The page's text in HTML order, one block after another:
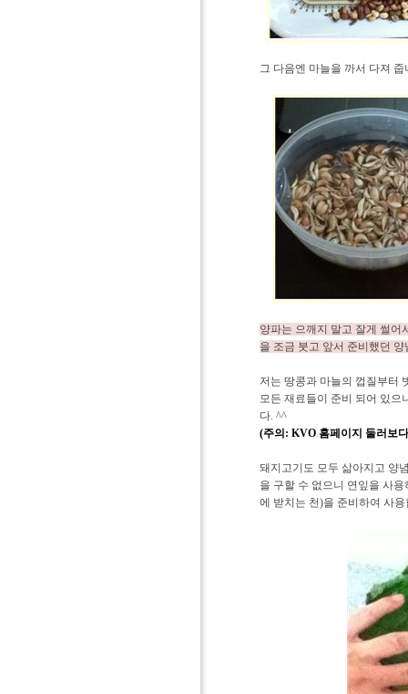
그 다음엔 마늘을 까서 다져 줍
양파는 으깨지 말고 잘게 썰어
을 조금 붓고 앞서 준비했던
저는 땅콩과 마늘의 껍질부터
모든 재료들이 준비 되어 있으
다. ^^
(주의: KVO 홈페이지 둘러보
돼지고기도 모두 삶아지고 양
을 구할 수 없으니 연잎을 사
에 받치는 천)을 준비하여 사용